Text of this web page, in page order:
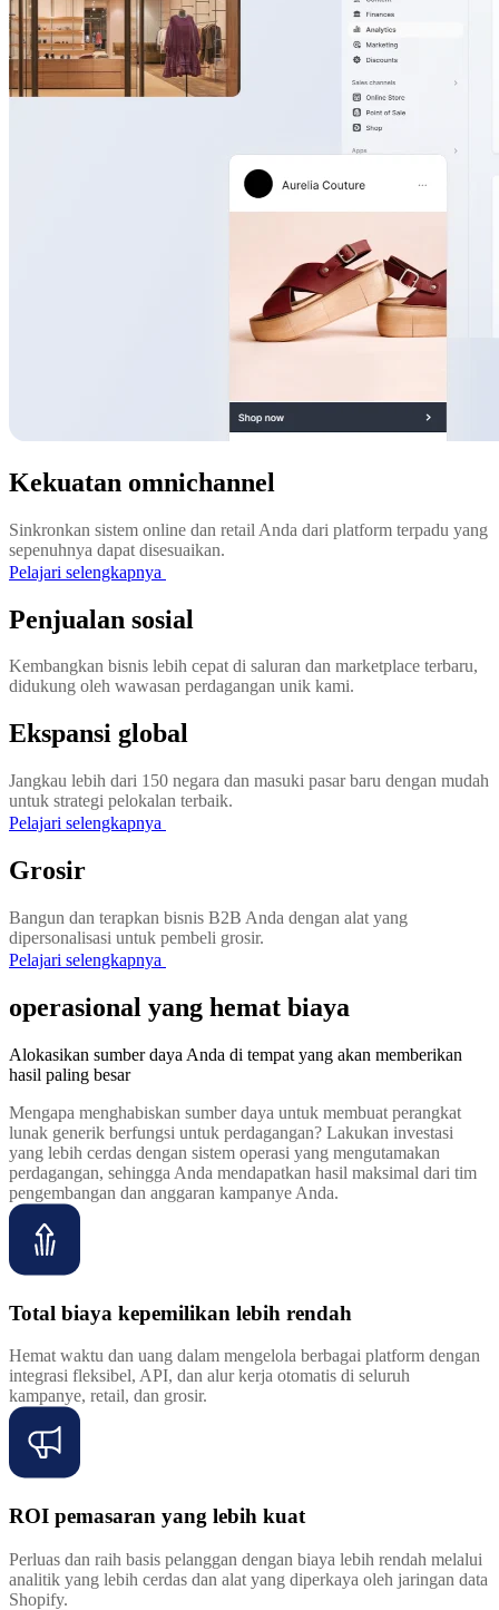
Kekuatan omnichannel
Sinkronkan sistem online dan retail Anda dari platform terpadu yang
sepenuhnya dapat disesuaikan.
Pelajari selengkapnya
Penjualan sosial
Kembangkan bisnis lebih cepat di saluran dan marketplace terbaru,
didukung oleh wawasan perdagangan unik kami.
Ekspansi global
Jangkau lebih dari 150 negara dan masuki pasar baru dengan mudah
untuk strategi pelokalan terbaik.
Pelajari selengkapnya
Grosir
Bangun dan terapkan bisnis B2B Anda dengan alat yang
dipersonalisasi untuk pembeli grosir.
Pelajari selengkapnya
operasional yang hemat biaya
Alokasikan sumber daya Anda di tempat yang akan memberikan
hasil paling besar
Mengapa menghabiskan sumber daya untuk membuat perangkat
lunak generik berfungsi untuk perdagangan? Lakukan investasi
yang lebih cerdas dengan sistem operasi yang mengutamakan
perdagangan, sehingga Anda mendapatkan hasil maksimal dari tim
pengembangan dan anggaran kampanye Anda.
Total biaya kepemilikan lebih rendah
Hemat waktu dan uang dalam mengelola berbagai platform dengan
integrasi fleksibel, API, dan alur kerja otomatis di seluruh
kampanye, retail, dan grosir.
ROI pemasaran yang lebih kuat
Perluas dan raih basis pelanggan dengan biaya lebih rendah melalui
analitik yang lebih cerdas dan alat yang diperkaya oleh jaringan data
Shopify.